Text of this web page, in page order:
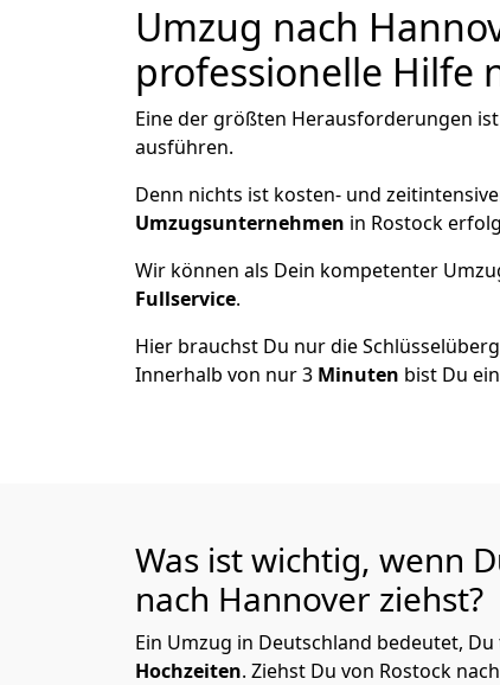
Umzug nach
professionelle Hilfe
Eine der größten Herausforderungen
ausführen.
Denn nichts ist kosten- und
Umzugsunternehmen in Rostock
Wir können als Dein kompetenter
Fullservice.
Hier brauchst Du nur die
Innerhalb von nur 3 Minuten bist Du
Was ist wichtig, wenn
nach Hannover ziehst?
Ein Umzug in Deutschland bedeutet,
Hochzeiten. Ziehst Du von Rostock